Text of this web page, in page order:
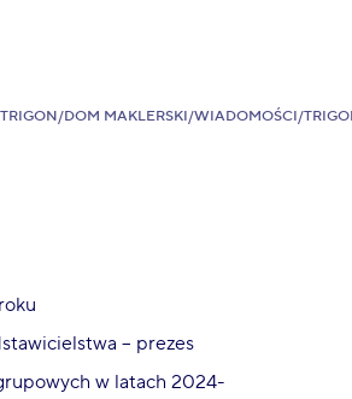
TRIGON/DOM MAKLERSKI/WIADOMOŚCI/
– prezes
w latach 2024-